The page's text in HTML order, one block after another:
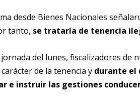
desde Bienes Nacionales
tanto, se trataría de tenencia
del lunes, fiscalizadores
de la tenencia y durante el
e instruir las gestiones